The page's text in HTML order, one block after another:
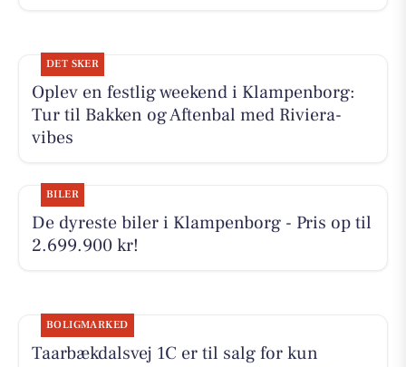
DET SKER
Oplev en festlig weekend i Klampenborg:
Tur til Bakken og Aftenbal med Riviera-
vibes
BILER
De dyreste biler i Klampenborg - Pris op til
2.699.900 kr!
BOLIGMARKED
Taarbækdalsvej 1C er til salg for kun